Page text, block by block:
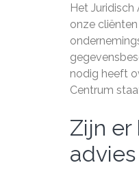
Het
onze
nodig heeft
Centrum
Zijn er